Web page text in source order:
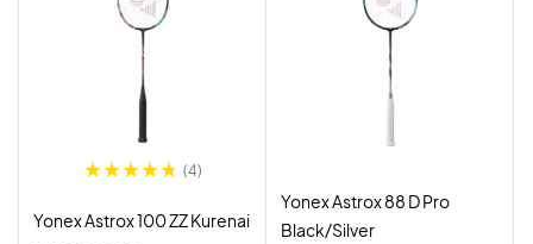
(4)
Yonex Astrox 100 ZZ Kurenai
Yonex Astrox 88 D Pro
Black/Silver